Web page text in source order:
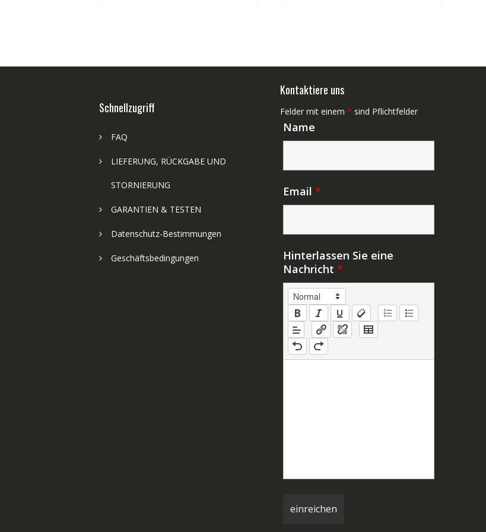
Schnellzugriff
FAQ
LIEFERUNG, RÜCKGABE UND
STORNIERUNG
GARANTIEN & TESTEN
Datenschutz-Bestimmungen
Geschäftsbedingungen
Kontaktiere uns
Felder mit einem * sind Pflichtfelder
Name
Email *
Hinterlassen Sie eine
Nachricht *